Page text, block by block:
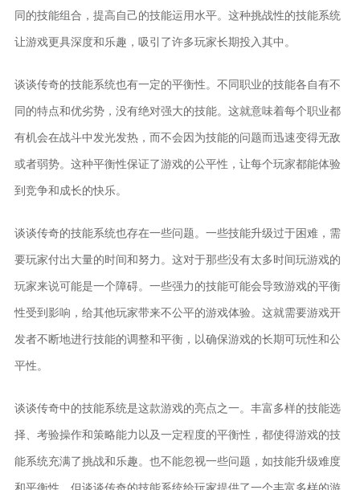
同的技能组合，提高自己的技能运用水平。这种挑战性的技能系统
让游戏更具深度和乐趣，吸引了许多玩家长期投入其中。
谈谈传奇的技能系统也有一定的平衡性。不同职业的技能各自有不
同的特点和优劣势，没有绝对强大的技能。这就意味着每个职业都
有机会在战斗中发光发热，而不会因为技能的问题而迅速变得无敌
或者弱势。这种平衡性保证了游戏的公平性，让每个玩家都能体验
到竞争和成长的快乐。
谈谈传奇的技能系统也存在一些问题。一些技能升级过于困难，需
要玩家付出大量的时间和努力。这对于那些没有太多时间玩游戏的
玩家来说可能是一个障碍。一些强力的技能可能会导致游戏的平衡
性受到影响，给其他玩家带来不公平的游戏体验。这就需要游戏开
发者不断地进行技能的调整和平衡，以确保游戏的长期可玩性和公
平性。
谈谈传奇中的技能系统是这款游戏的亮点之一。丰富多样的技能选
择、考验操作和策略能力以及一定程度的平衡性，都使得游戏的技
能系统充满了挑战和乐趣。也不能忽视一些问题，如技能升级难度